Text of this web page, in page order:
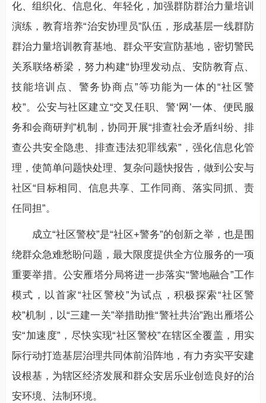
化、组织化、信息化、年轻化，加强群防群治力量培训
演练，教育培养“治安协理员”队伍，形成基层一线群防
群治力量培训教育基地、群众平安宣防基地，密切警民
关系联络桥梁，努力构建“协理发动点、安防教育点、
技能培训点、警务协商点”等功能为一体的“社区警
校”。公安与社区建立“交叉任职、警‘网’一体、便民服
务和会商研判”机制，协同开展“排查社会矛盾纠纷、排
查公共安全隐患、排查违法犯罪线索”，强化信息化管
理，使简单问题快处理、复杂问题快报告，做到公安与
社区“目标相同、信息共享、工作同商、落实同抓、责
任同担”。
成立“社区警校”是“社区+警务”的创新之举，也是围
绕群众急难愁盼问题，最大限度提供全方位服务的一项
重要举措。公安雁塔分局将进一步落实“警地融合”工作
模式，以首家“社区警校”为试点，积极探索“社区警
校”机制，以“三建一关”举措助推“警社共治”跑出雁塔公
安“加速度”，尽快实现“社区警校”在辖区全覆盖，用实
际行动打造基层治理共同体前沿阵地，有力夯实平安建
设根基，为辖区经济发展和群众安居乐业创造良好的治
安环境、法制环境。